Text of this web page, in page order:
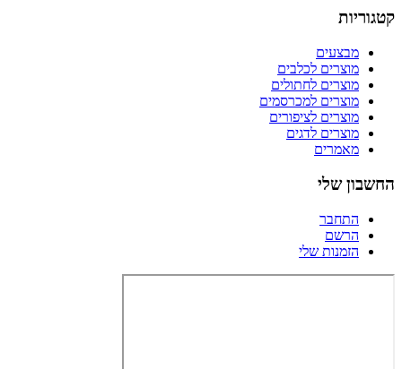
קטגוריות
מבצעים
מוצרים לכלבים
מוצרים לחתולים
מוצרים למכרסמים
מוצרים לציפורים
מוצרים לדגים
מאמרים
החשבון שלי
התחבר
הרשם
הזמנות שלי